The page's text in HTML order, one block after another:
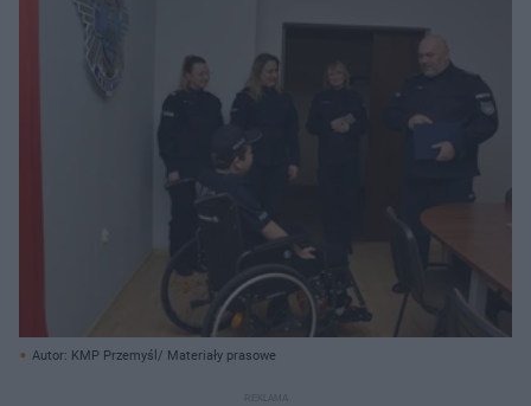
Autor: KMP Przemyśl/ Materiały prasowe